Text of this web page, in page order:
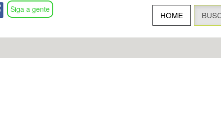
Siga a gente
HOME